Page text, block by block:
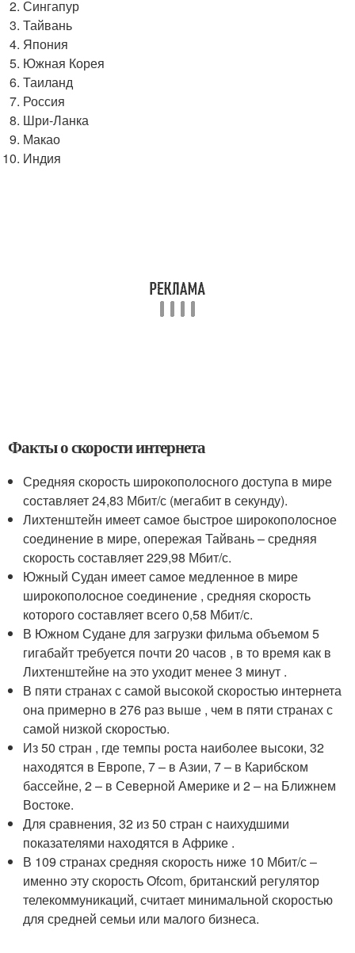
Сингапур
Тайвань
Япония
Южная Корея
Таиланд
Россия
Шри-Ланка
Макао
Индия
Факты о скорости интернета
Средняя скорость широкополосного доступа в мире
составляет 24,83 Мбит/с (мегабит в секунду).
Лихтенштейн имеет самое быстрое широкополосное
соединение в мире, опережая Тайвань – средняя
скорость составляет 229,98 Мбит/с.
Южный Судан имеет самое медленное в мире
широкополосное соединение , средняя скорость
которого составляет всего 0,58 Мбит/с.
В Южном Судане для загрузки фильма объемом 5
гигабайт требуется почти 20 часов , в то время как в
Лихтенштейне на это уходит менее 3 минут .
В пяти странах с самой высокой скоростью интернета
она примерно в 276 раз выше , чем в пяти странах с
самой низкой скоростью.
Из 50 стран , где темпы роста наиболее высоки, 32
находятся в Европе, 7 – в Азии, 7 – в Карибском
бассейне, 2 – в Северной Америке и 2 – на Ближнем
Востоке.
Для сравнения, 32 из 50 стран с наихудшими
показателями находятся в Африке .
В 109 странах средняя скорость ниже 10 Мбит/с –
именно эту скорость Ofcom, британский регулятор
телекоммуникаций, считает минимальной скоростью
для средней семьи или малого бизнеса.